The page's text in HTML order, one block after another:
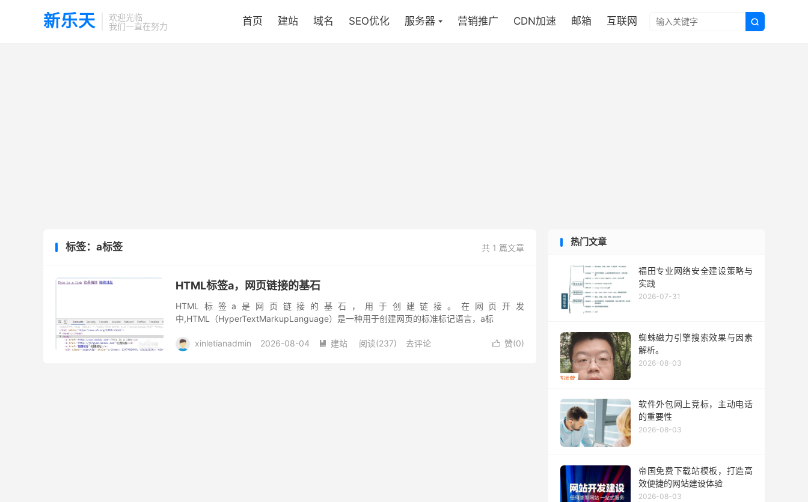
新乐天
欢迎光临
我们一直在努力

首页 建站 域名 SEO优化 服务器 营销推广 CDN加速 邮箱 互联网
共 1 篇文章
标签：a标签
HTML标签a，网页链接的基石
HTML标签a是网页链接的基石，用于创建链接。在网页开发
中,HTML（HyperTextMarkupLanguage）是一种用于创建网页的标准标记语言，a标
 赞(0)
xinletianadmin 2026-08-04  建站 阅读(237) 去评论
热门文章
福田专业网络安全建设策略与
实践
2026-07-31
蜘蛛磁力引擎搜索效果与因素
解析。
2026-08-03
软件外包网上竞标，主动电话
的重要性
2026-08-03
帝国免费下载站模板，打造高
效便捷的网站建设体验
2026-08-03